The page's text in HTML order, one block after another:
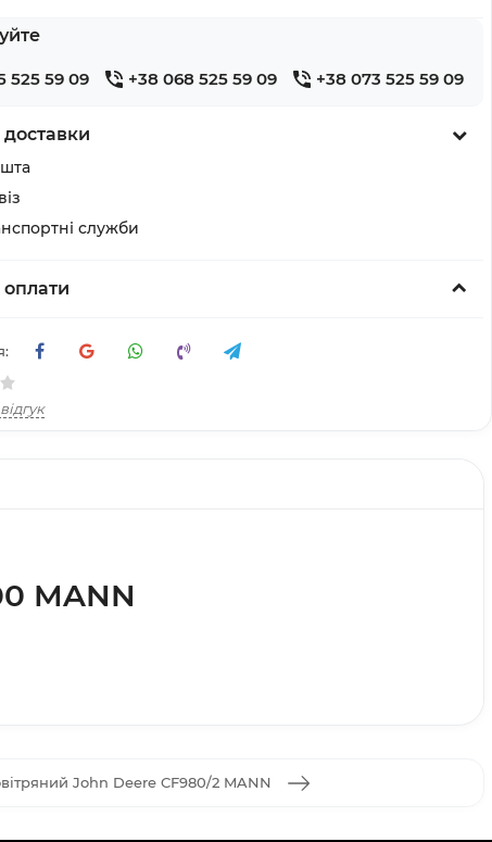
525 59 09 +38 068 525 59 09 +38 073 525 59 09
служби
MANN
John Deere CF980/2 MANN